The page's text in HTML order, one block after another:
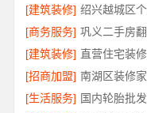
[建筑装修] 绍兴越城区
[商务服务] 巩义二手房
[建筑装修]
[招商加盟] 南湖区装修
[生活服务] 国内轮胎批